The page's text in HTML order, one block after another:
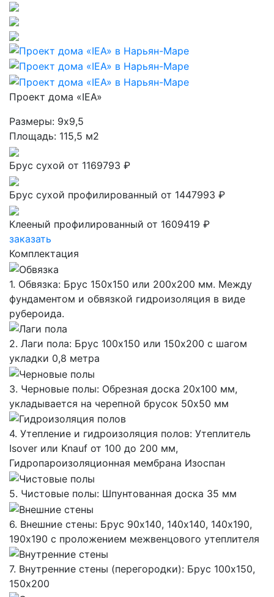
Проект дома «IEA»
Размеры: 9х9,5
Площадь: 115,5 м2
Брус сухой от 1169793 ₽
Брус сухой профилированный от 1447993 ₽
Клееный профилированный от 1609419 ₽
заказать
Комплектация
1. Обвязка: Брус 150х150 или 200х200 мм. Между
фундаментом и обвязкой гидроизоляция в виде
рубероида.
2. Лаги пола: Брус 100х150 или 150х200 с шагом
укладки 0,8 метра
3. Черновые полы: Обрезная доска 20х100 мм,
укладывается на черепной брусок 50х50 мм
4. Утепление и гидроизоляция полов: Утеплитель
Isover или Knauf от 100 до 200 мм,
Гидропароизоляционная мембрана Изоспан
5. Чистовые полы: Шпунтованная доска 35 мм
6. Внешние стены: Брус 90х140, 140х140, 140х190,
190х190 с проложением межвенцового утеплителя
7. Внутренние стены (перегородки): Брус 100х150,
150х200